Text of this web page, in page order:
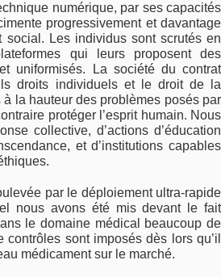
numérique, par ses capacités
progressivement et davantage
social. Les individus sont scrutés en
qui leurs proposent des
uniformisés. La société du contrat
droits individuels et le droit de la
la hauteur des problèmes posés par
protéger l’esprit humain. Nous
collective, d’actions d’éducation
et d’institutions capables
par le déploiement ultra-rapide
nous avons été mis devant le fait
le domaine médical beaucoup de
contrôles sont imposés dès lors qu’il
médicament sur le marché.